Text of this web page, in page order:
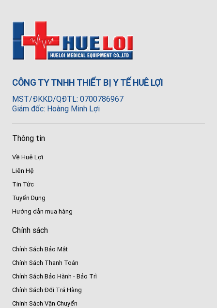
CÔNG TY TNHH THIẾT BỊ Y TẾ HUÊ LỢI
MST/ĐKKD/QĐTL: 0700786967
Giám đốc: Hoàng Minh Lợi
Thông tin
Về Huê Lợi
Liên Hệ
Tin Tức
Tuyển Dụng
Hướng dẫn mua hàng
Chính sách
Chính Sách Bảo Mật
Chính Sách Thanh Toán
Chính Sách Bảo Hành - Bảo Trì
Chính Sách Đổi Trả Hàng
Chính Sách Vận Chuyển